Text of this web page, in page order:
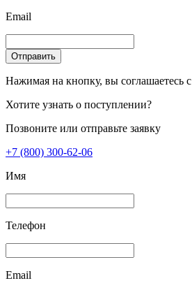
Email
Отправить
Нажимая на кнопку, вы соглашаетесь с
Хотите узнать о поступлении?
Позвоните или отправьте заявку
+7 (800) 300-62-06
Имя
Телефон
Email